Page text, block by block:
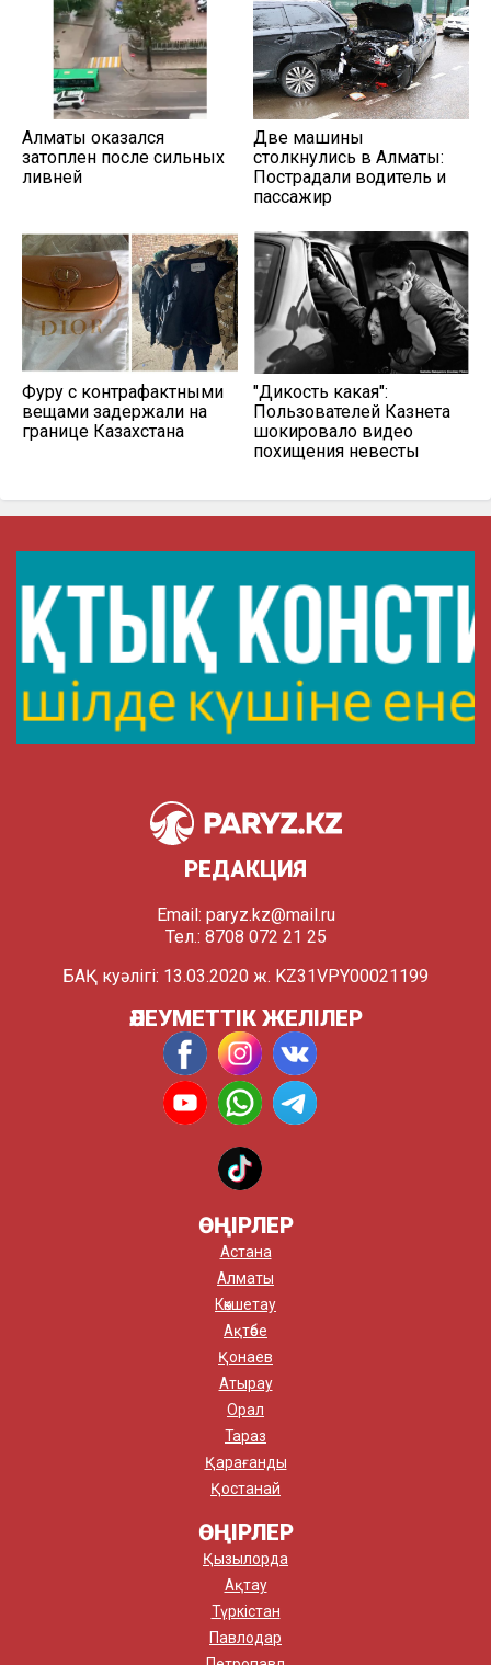
Алматы оказался
затоплен после сильных
ливней
Две машины
столкнулись в Алматы:
Пострадали водитель и
пассажир
Фуру с контрафактными
вещами задержали на
границе Казахстана
"Дикость какая":
Пользователей Казнета
шокировало видео
похищения невесты
РЕДАКЦИЯ
Email: paryz.kz@mail.ru
Тел.: 8708 072 21 25
БАҚ куәлігі: 13.03.2020 ж. KZ31VPY00021199
ӘЛЕУМЕТТІК ЖЕЛІЛЕР
ӨҢІРЛЕР
Астана
Алматы
Көкшетау
Ақтөбе
Қонаев
Атырау
Орал
Тараз
Қарағанды
Қостанай
ӨҢІРЛЕР
Қызылорда
Ақтау
Түркістан
Павлодар